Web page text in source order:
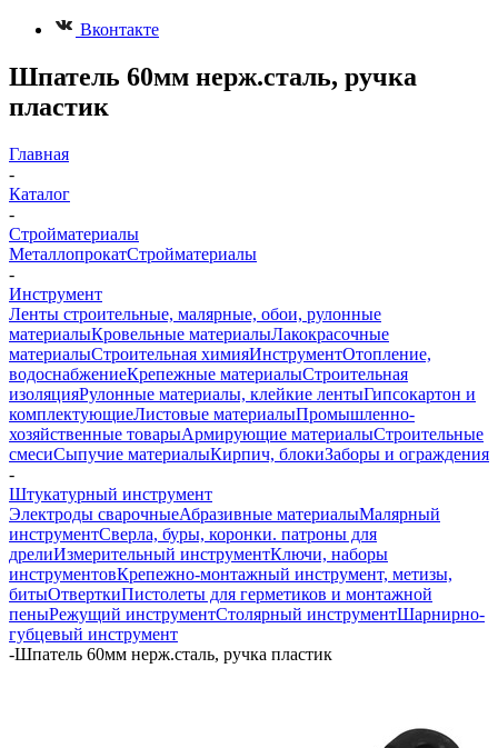
Вконтакте
Шпатель 60мм нерж.сталь, ручка
пластик
Главная
-
Каталог
-
Стройматериалы
МеталлопрокатСтройматериалы
-
Инструмент
Ленты строительные, малярные, обои, рулонные
материалыКровельные материалыЛакокрасочные
материалыСтроительная химияИнструментОтопление,
водоснабжениеКрепежные материалыСтроительная
изоляцияРулонные материалы, клейкие лентыГипсокартон и
комплектующиеЛистовые материалыПромышленно-
хозяйственные товарыАрмирующие материалыСтроительные
смесиСыпучие материалыКирпич, блокиЗаборы и ограждения
-
Штукатурный инструмент
Электроды сварочныеАбразивные материалыМалярный
инструментСверла, буры, коронки. патроны для
дрелиИзмерительный инструментКлючи, наборы
инструментовКрепежно-монтажный инструмент, метизы,
битыОтверткиПистолеты для герметиков и монтажной
пеныРежущий инструментСтолярный инструментШарнирно-
губцевый инструмент
-Шпатель 60мм нерж.сталь, ручка пластик